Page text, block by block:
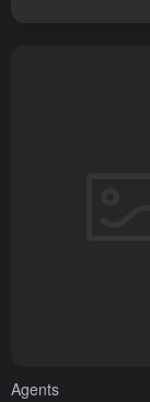
Agents